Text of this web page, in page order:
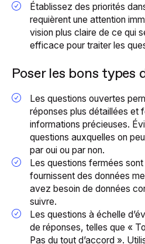
Établissez des priorités
requièrent une attention
vision plus claire de ce qui
efficace pour traiter les
Poser les bons types
Les questions ouvertes
réponses plus détaillées et
informations précieuses.
questions auxquelles on
par oui ou par non.
Les questions fermées
fournissent des données
avez besoin de données
suivre.
Les questions à échelle
de réponses, telles que «
Pas du tout d’accord ».